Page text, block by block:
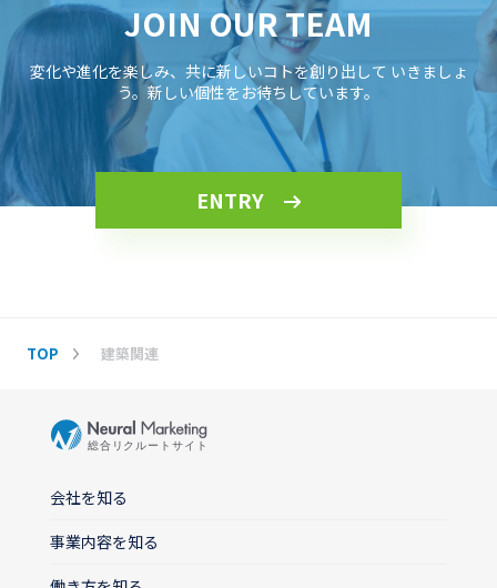
JOIN OUR TEAM
変化や進化を楽しみ、共に新しいコトを創り出して いきましょ
う。新しい個性をお待ちしています。
ENTRY
TOP 建築関連
会社を知る
事業内容を知る